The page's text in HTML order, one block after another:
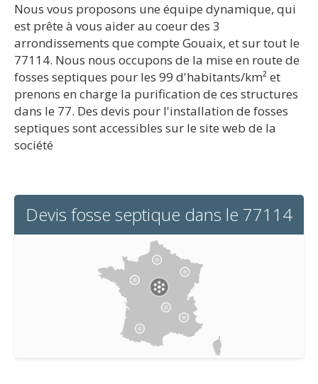
Nous vous proposons une équipe dynamique, qui
est prête à vous aider au coeur des 3
arrondissements que compte Gouaix, et sur tout le
77114. Nous nous occupons de la mise en route de
fosses septiques pour les 99 d'habitants/km² et
prenons en charge la purification de ces structures
dans le 77. Des devis pour l'installation de fosses
septiques sont accessibles sur le site web de la
société
Devis fosse septique dans le 77114